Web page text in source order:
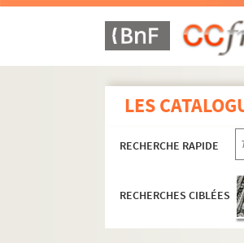
LES
RECHERCHE RAPIDE
RECHERCHES CIBLÉES